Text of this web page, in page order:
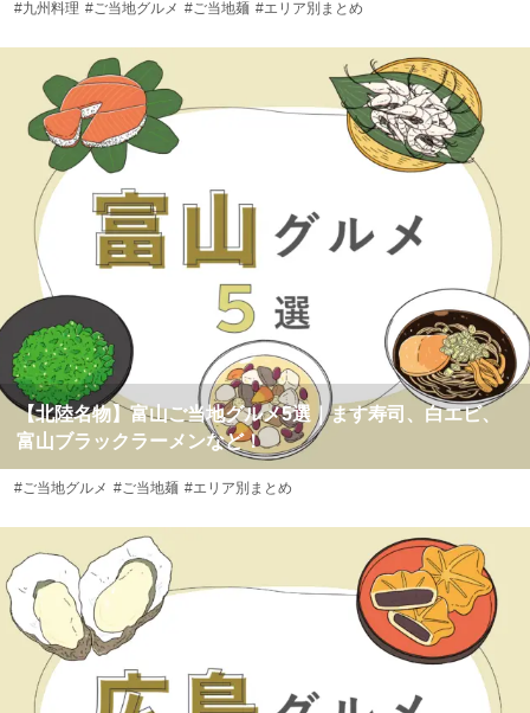
#九州料理 #ご当地グルメ #ご当地麺 #エリア別まとめ
【北陸名物】富山ご当地グルメ5選｜ます寿司、白エビ、
富山ブラックラーメンなど！
#ご当地グルメ #ご当地麺 #エリア別まとめ